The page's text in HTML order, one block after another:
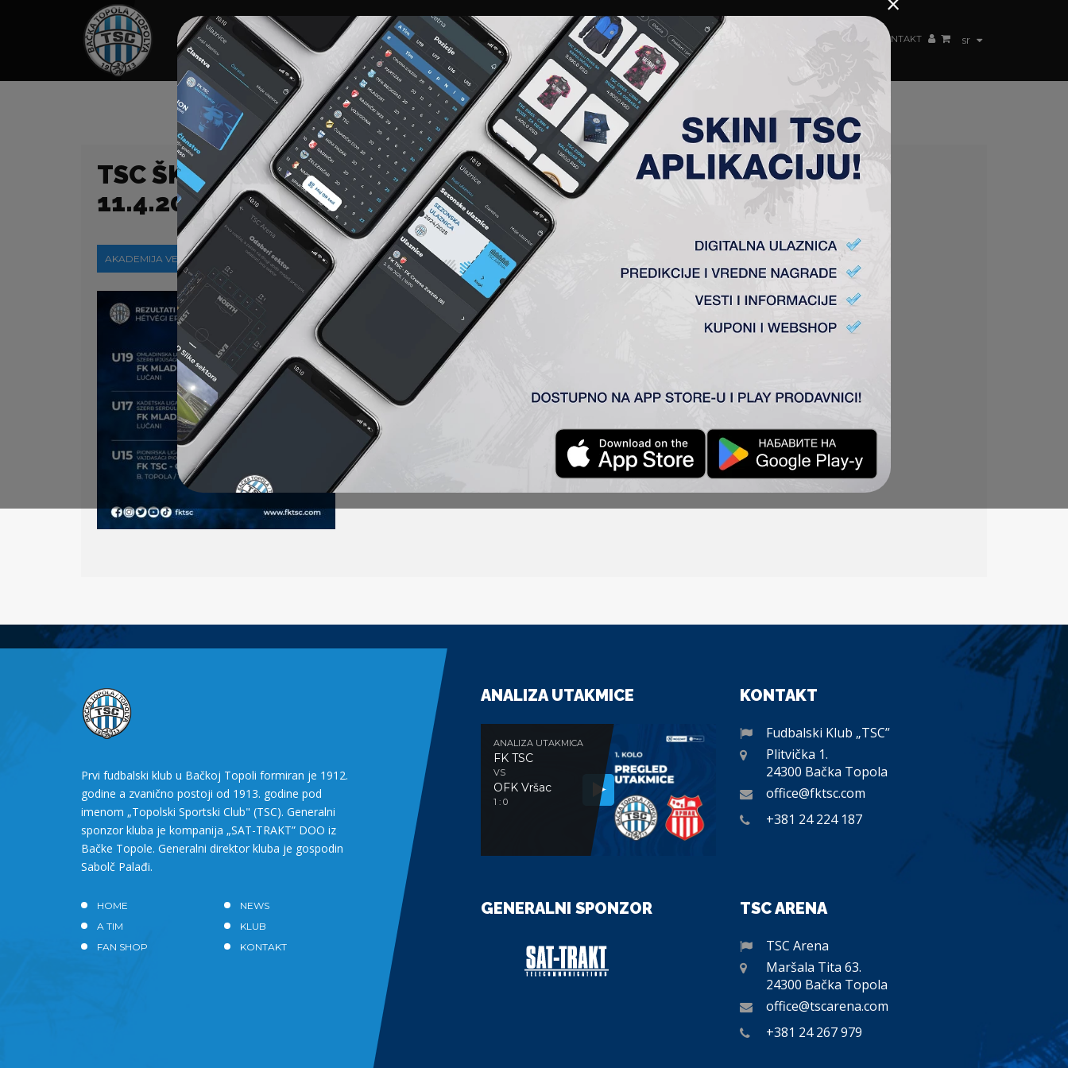
sr
HOME SPONZORI NEWS GALERIJE A TIM ČLANSTVO AKREDITACIJE KLUB AKADEMIJA ŽENSKI TIM KONTAKT
TSC ŠKOLA FUDBALA – REZULTATI ODIGRANIH UTAKMICA 10-
11.4.2021.
AKADEMIJA VESTI 12-04-2021
Prvi fudbalski klub u Bačkoj Topoli formiran je 1912.
godine a zvanično postoji od 1913. godine pod
imenom „Topolski Sportski Club" (TSC). Generalni
sponzor kluba je kompanija „SAT-TRAKT” DOO iz
Bačke Topole. Generalni direktor kluba je gospodin
Sabolč Palađi.
HOME
NEWS
A TIM
KLUB
FAN SHOP
KONTAKT
ANALIZA UTAKMICE
ANALIZA UTAKMICA
FK TSC
VS
OFK Vršac
1 : 0
KONTAKT
Fudbalski Klub „TSC”
Plitvička 1.
24300 Bačka Topola
office@fktsc.com
+381 24 224 187
GENERALNI SPONZOR TSC ARENA
TSC Arena
Maršala Tita 63.
24300 Bačka Topola
office@tscarena.com
+381 24 267 979